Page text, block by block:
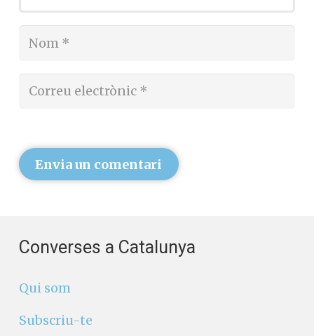
Envia un comentari
Converses a Catalunya
Qui som
Subscriu-te